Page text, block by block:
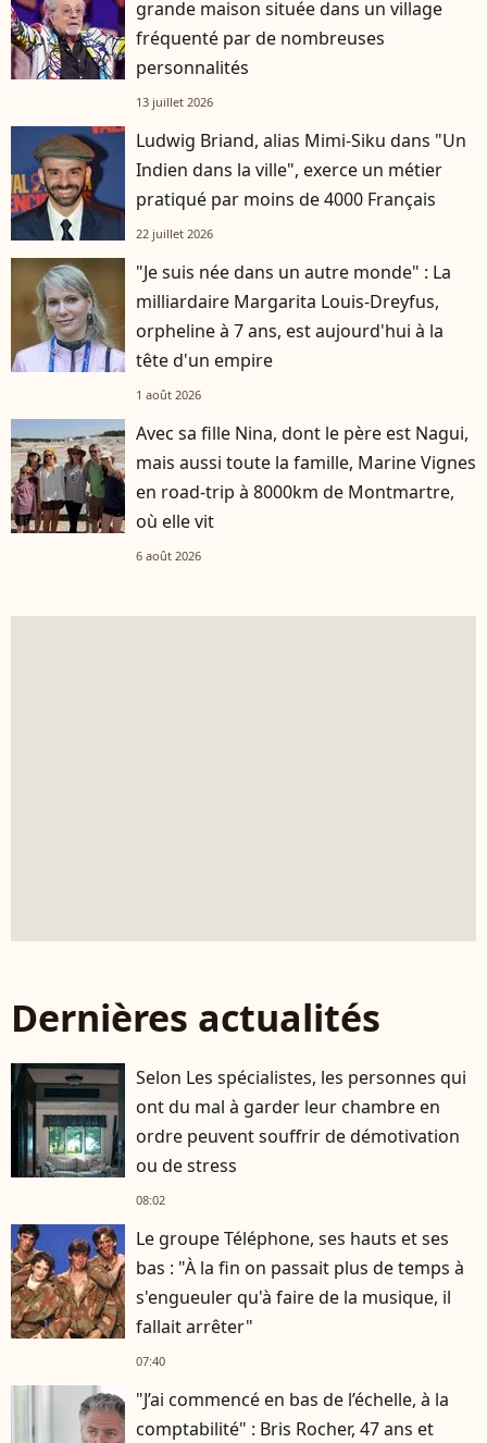
grande maison située dans un village
fréquenté par de nombreuses
personnalités
13 juillet 2026
Ludwig Briand, alias Mimi-Siku dans "Un
Indien dans la ville", exerce un métier
pratiqué par moins de 4000 Français
22 juillet 2026
"Je suis née dans un autre monde" : La
milliardaire Margarita Louis-Dreyfus,
orpheline à 7 ans, est aujourd'hui à la
tête d'un empire
1 août 2026
Avec sa fille Nina, dont le père est Nagui,
mais aussi toute la famille, Marine Vignes
en road-trip à 8000km de Montmartre,
où elle vit
6 août 2026
Dernières actualités
Selon Les spécialistes, les personnes qui
ont du mal à garder leur chambre en
ordre peuvent souffrir de démotivation
ou de stress
08:02
Le groupe Téléphone, ses hauts et ses
bas : "À la fin on passait plus de temps à
s'engueuler qu'à faire de la musique, il
fallait arrêter"
07:40
"J’ai commencé en bas de l’échelle, à la
comptabilité" : Bris Rocher, 47 ans et